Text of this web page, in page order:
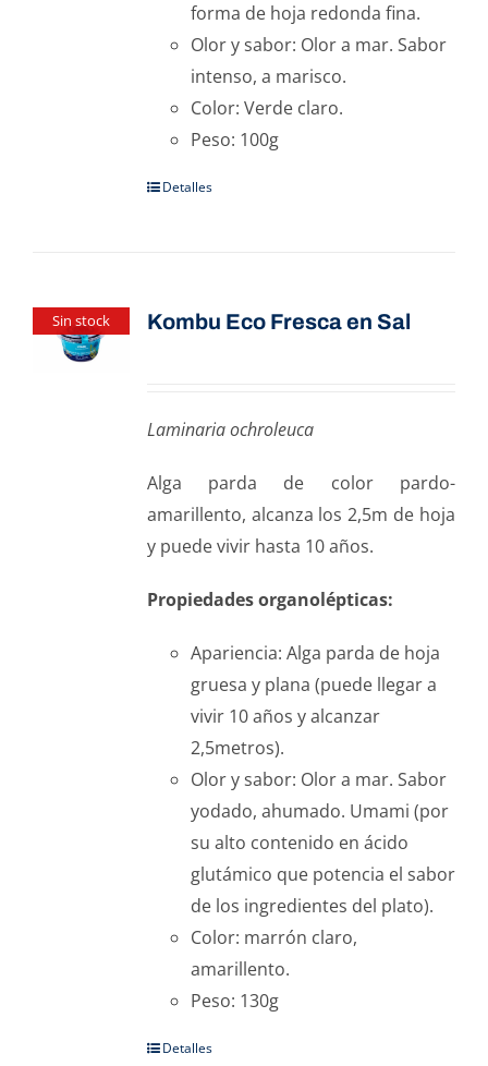
forma de hoja redonda fina.
Olor y sabor: Olor a mar. Sabor
intenso, a marisco.
Color: Verde claro.
Peso: 100g
Detalles
Sin stock Kombu Eco Fresca en Sal
Laminaria ochroleuca
Alga parda de color pardo-
amarillento, alcanza los 2,5m de hoja
y puede vivir hasta 10 años.
Propiedades organolépticas:
Apariencia: Alga parda de hoja
gruesa y plana (puede llegar a
vivir 10 años y alcanzar
2,5metros).
Olor y sabor: Olor a mar. Sabor
yodado, ahumado. Umami (por
su alto contenido en ácido
glutámico que potencia el sabor
de los ingredientes del plato).
Color: marrón claro,
amarillento.
Peso: 130g
Detalles